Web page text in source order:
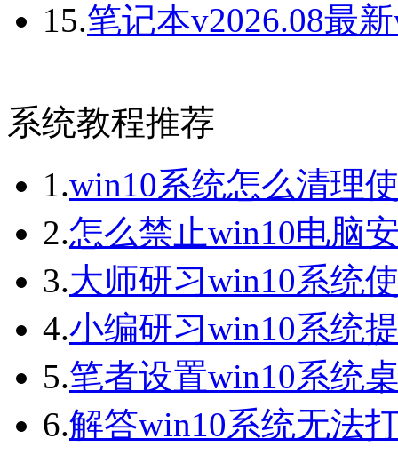
15.笔记本v2026.08最
系统教程推荐
1.win10系统怎么清理
2.怎么禁止win10电脑
3.大师研习win10系统
4.小编研习win10系统
5.笔者设置win10系统
6.解答win10系统无法